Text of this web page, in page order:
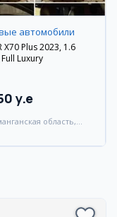
автомобили
X70 Plus 2023, 1.6
Luxury
y.e
область,